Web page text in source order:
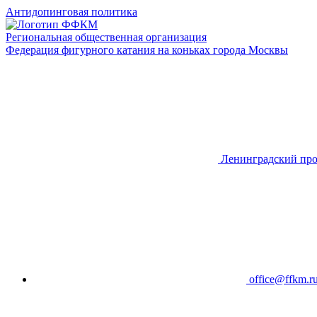
Антидопинговая политика
Региональная общественная организация
Федерация фигурного катания на коньках города Москвы
Ленинградский
office@ffkm.ru